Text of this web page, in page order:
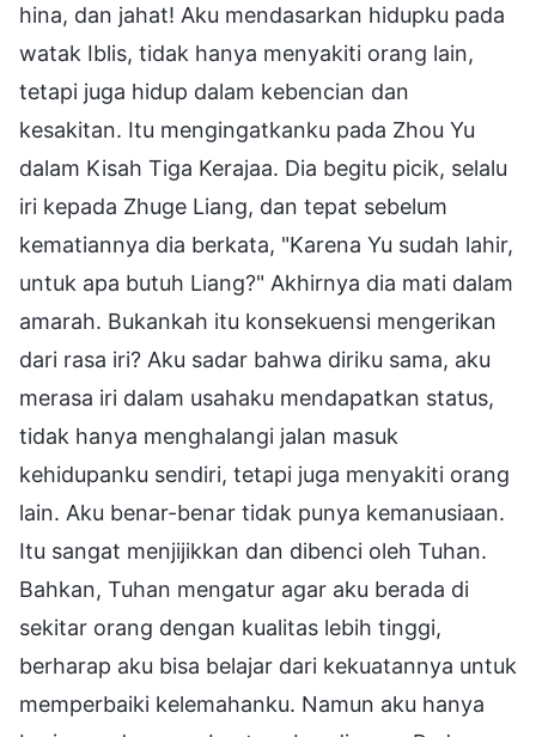
hina, dan jahat! Aku mendasarkan hidupku pada
watak Iblis, tidak hanya menyakiti orang lain,
tetapi juga hidup dalam kebencian dan
kesakitan. Itu mengingatkanku pada Zhou Yu
dalam Kisah Tiga Kerajaa. Dia begitu picik, selalu
iri kepada Zhuge Liang, dan tepat sebelum
kematiannya dia berkata, "Karena Yu sudah lahir,
untuk apa butuh Liang?" Akhirnya dia mati dalam
amarah. Bukankah itu konsekuensi mengerikan
dari rasa iri? Aku sadar bahwa diriku sama, aku
merasa iri dalam usahaku mendapatkan status,
tidak hanya menghalangi jalan masuk
kehidupanku sendiri, tetapi juga menyakiti orang
lain. Aku benar-benar tidak punya kemanusiaan.
Itu sangat menjijikkan dan dibenci oleh Tuhan.
Bahkan, Tuhan mengatur agar aku berada di
sekitar orang dengan kualitas lebih tinggi,
berharap aku bisa belajar dari kekuatannya untuk
memperbaiki kelemahanku. Namun aku hanya